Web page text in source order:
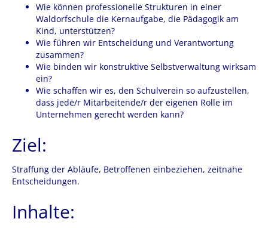
Wie können professionelle Strukturen in einer
Waldorfschule die Kernaufgabe, die Pädagogik am
Kind, unterstützen?
Wie führen wir Entscheidung und Verantwortung
zusammen?
Wie binden wir konstruktive Selbstverwaltung wirksam
ein?
Wie schaffen wir es, den Schulverein so aufzustellen,
dass jede/r Mitarbeitende/r der eigenen Rolle im
Unternehmen gerecht werden kann?
Ziel:
Straffung der Abläufe, Betroffenen einbeziehen, zeitnahe
Entscheidungen.
Inhalte: